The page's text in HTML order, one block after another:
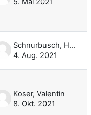
Schnurbusch, Harald
4. Aug. 2021
Koser, Valentin
8. Okt. 2021